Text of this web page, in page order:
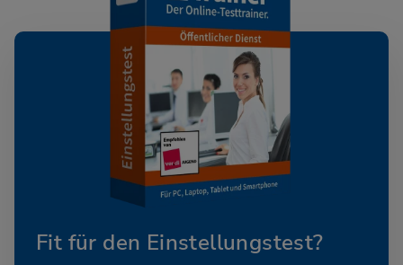
Fit für den Einstellungstest?